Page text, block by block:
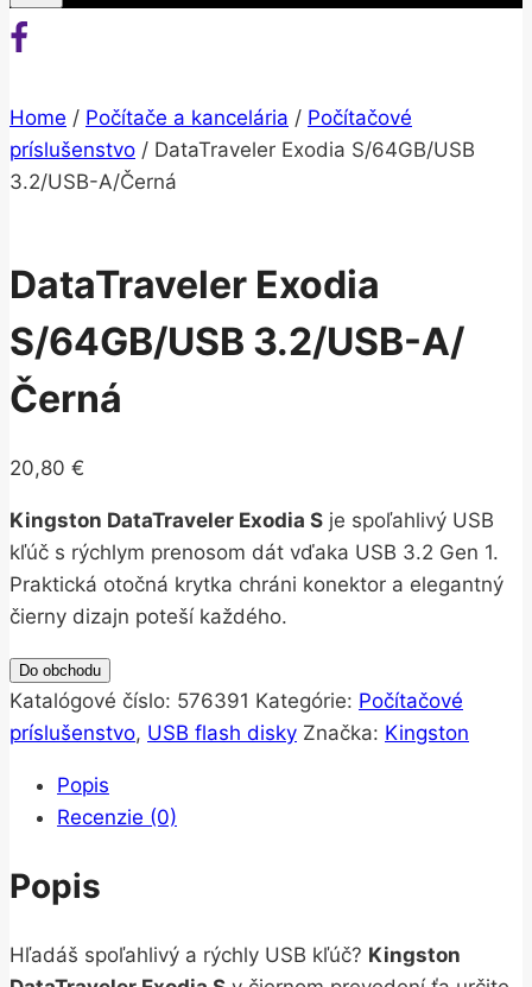
Home / Počítače a kancelária / Počítačové
príslušenstvo / DataTraveler Exodia S/64GB/USB
3.2/USB-A/Černá
DataTraveler Exodia
S/64GB/USB 3.2/USB-A/
Černá
20,80 €
Kingston DataTraveler Exodia S je spoľahlivý USB
kľúč s rýchlym prenosom dát vďaka USB 3.2 Gen 1.
Praktická otočná krytka chráni konektor a elegantný
čierny dizajn poteší každého.
Do obchodu
Katalógové číslo: 576391 Kategórie: Počítačové
príslušenstvo, USB flash disky Značka: Kingston
Popis
Recenzie (0)
Popis
Hľadáš spoľahlivý a rýchly USB kľúč? Kingston